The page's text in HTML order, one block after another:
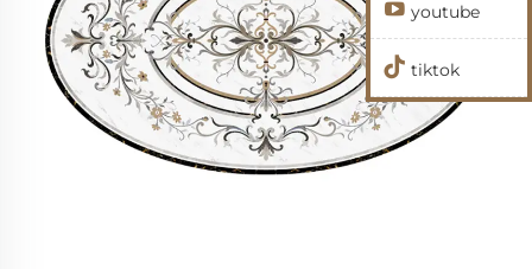
youtube
tiktok